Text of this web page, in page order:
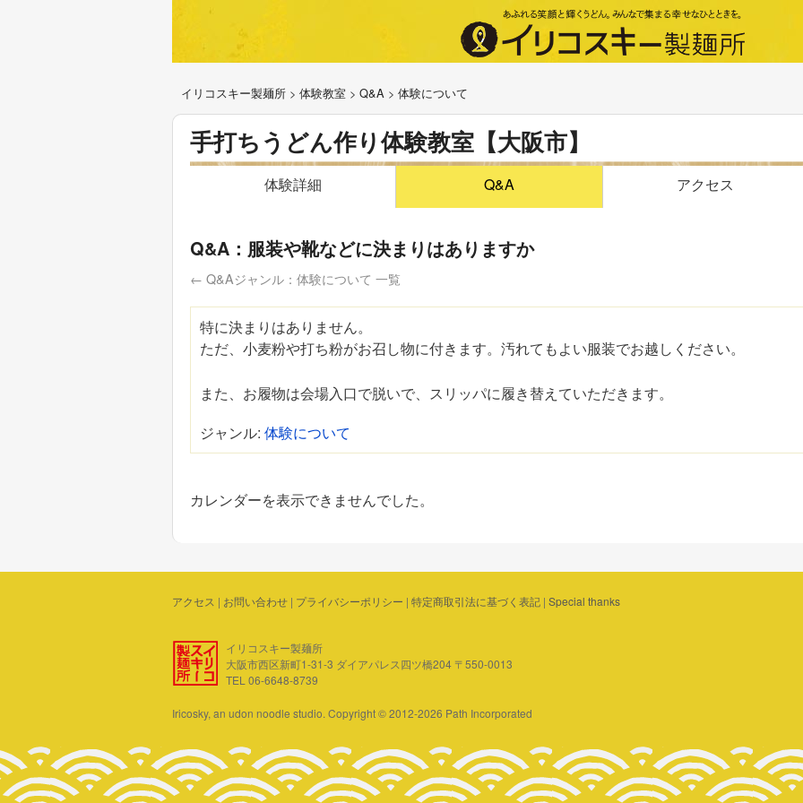
イリコスキー製麺所 > 体験教室 > Q&A > 体験について
手打ちうどん作り体験教室【大阪市】
体験詳細 Q&A アクセス
Q&A：服装や靴などに決まりはありますか
← Q&Aジャンル：体験について 一覧
特に決まりはありません。
ただ、小麦粉や打ち粉がお召し物に付きます。汚れてもよい服装でお越しください。
また、お履物は会場入口で脱いで、スリッパに履き替えていただきます。
ジャンル:体験について
カレンダーを表示できませんでした。
アクセス | お問い合わせ | プライバシーポリシー | 特定商取引法に基づく表記 | Special thanks
イリコスキー製麺所
大阪市西区新町1-31-3 ダイアパレス四ツ橋204 〒550-0013
TEL 06-6648-8739
Iricosky, an udon noodle studio. Copyright © 2012-2026 Path Incorporated